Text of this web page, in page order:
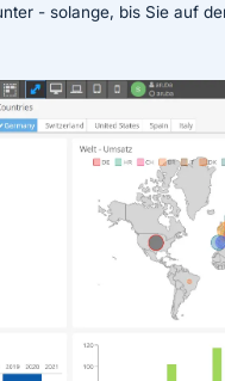
- solange, bis Sie auf